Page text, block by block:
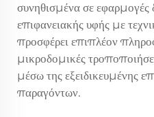
συνηθισμένα σε
επιφανειακής υφής με
προσφέρει επιπλέον
μικροδομικές
μέσω της εξειδικευμένης
παραγόντων.